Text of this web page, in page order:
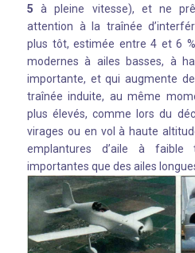
5 à pleine vitesse), et ne
attention à la traînée
plus tôt, estimée entre 4 et 6
modernes à ailes basses, à
importante, et qui augmente
traînée induite, au même
plus élevés, comme lors du
virages ou en vol à haute
emplantures d’aile à
importantes que des ailes